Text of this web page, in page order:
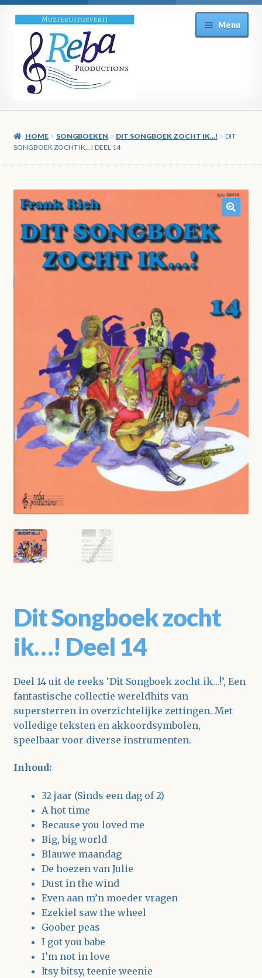
Ga
door
naar
navigatie
Ga
direct
naar
de
inhoud
Menu
HOME SONGBOEKEN DIT SONGBOEK ZOCHT IK...!
DIT
SONGBOEK ZOCHT IK…! DEEL 14
Dit Songboek zocht
ik…! Deel 14
Deel 14 uit de reeks ‘Dit Songboek zocht ik…!’, Een
fantastische collectie wereldhits van
supersterren in overzichtelijke zettingen. Met
volledige teksten en akkoordsymbolen,
speelbaar voor diverse instrumenten.
Inhoud:
32 jaar (Sinds een dag of 2)
A hot time
Because you loved me
Big, big world
Blauwe maandag
De hoezen van Julie
Dust in the wind
Even aan m’n moeder vragen
Ezekiel saw the wheel
Goober peas
I got you babe
I’m not in love
Itsy bitsy, teenie weenie